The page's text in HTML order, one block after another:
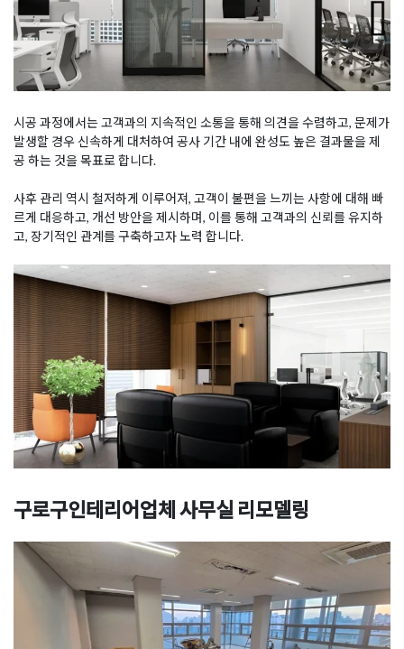
시공 과정에서는 고객과의 지속적인 소통을 통해 의견을 수렴하고, 문제가
발생할 경우 신속하게 대처하여 공사 기간 내에 완성도 높은 결과물을 제
공 하는 것을 목표로 합니다.
사후 관리 역시 철저하게 이루어져, 고객이 불편을 느끼는 사항에 대해 빠
르게 대응하고, 개선 방안을 제시하며, 이를 통해 고객과의 신뢰를 유지하
고, 장기적인 관계를 구축하고자 노력 합니다.
구로구인테리어업체 사무실 리모델링